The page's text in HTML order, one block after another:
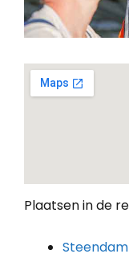
Plaatsen in de
Steendam